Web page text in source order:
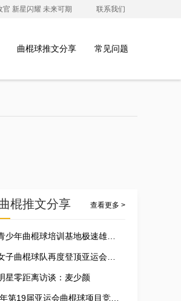
新星闪耀 未来可期 联系我们
曲棍球推文分享 常见问题
棍推文分享 查看更多 >
星零距离访谈：麦少颜